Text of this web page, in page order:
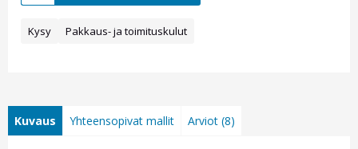
Kysy Pakkaus- ja toimituskulut
Kuvaus Yhteensopivat mallit Arviot (8)